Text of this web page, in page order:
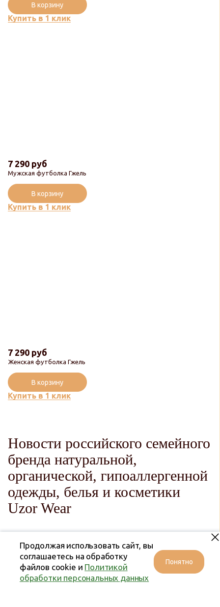
Купить в 1 клик
В корзину
Мужская футболка Гжель
7 290 руб
Купить в 1 клик
В корзину
Женская футболка Гжель
7 290 руб
Купить в 1 клик
В корзину
Новости российского семейного
бренда натуральной,
органической, гипоаллергенной
одежды, белья и косметики
Uzor Wear
Продолжая использовать сайт, вы
соглашаетесь на обработку
файлов cookie и Политикой
обработки персональных данных
Понятно